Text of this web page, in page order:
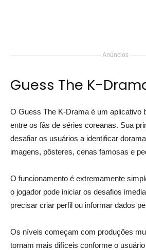
Anúncios
Guess The K-
O Guess The K-Drama é um aplicativo
entre os fãs de séries coreanas. Sua
desafiar os usuários a identificar
imagens, pôsteres, cenas famosas e
O funcionamento é extremamente
o jogador pode iniciar os desafios
precisar criar perfil ou informar dados
Os níveis começam com produções
tornam mais difíceis conforme o